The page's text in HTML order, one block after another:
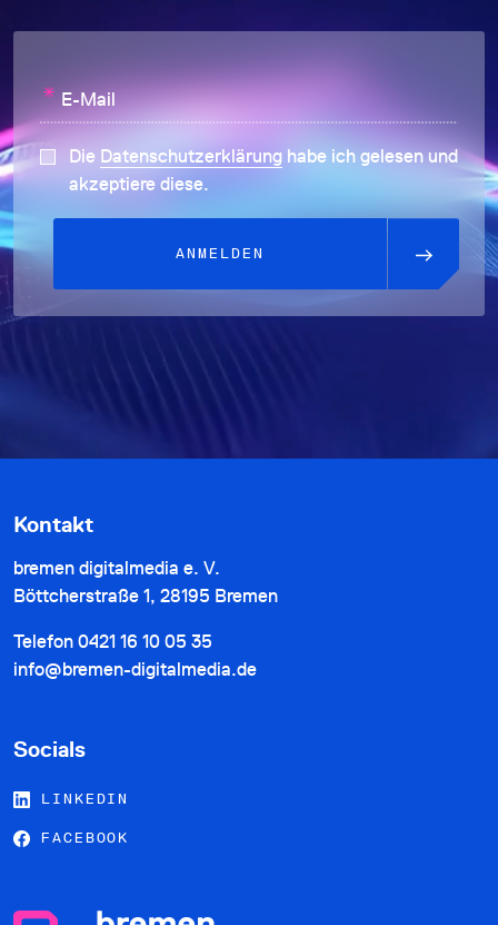
* E-Mail
Die Datenschutzerklärunghabe ich gelesen und
akzeptiere diese.
ANMELDEN
Kontakt
bremen digitalmedia e. V.
Böttcherstraße 1, 28195 Bremen
Telefon 0421 16 10 05 35
info@bremen-digitalmedia.de
Socials
LINKEDIN
FACEBOOK